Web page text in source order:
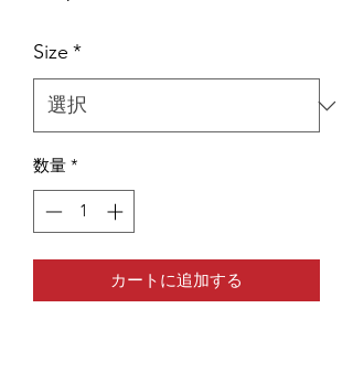
Size *
数量 *
カートに追加する